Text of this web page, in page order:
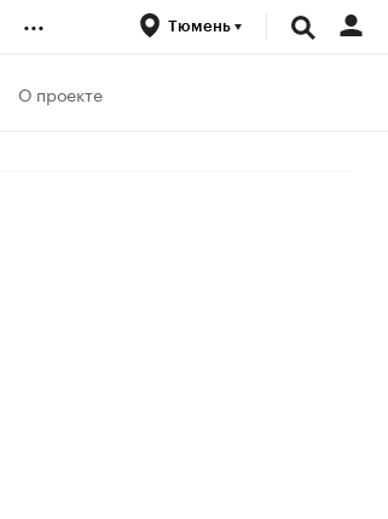
... Тюмень
О проекте